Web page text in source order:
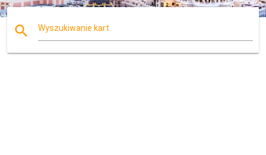
search Wyszukiwanie kart